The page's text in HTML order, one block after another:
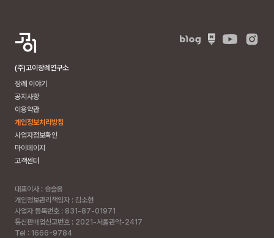
(주)고이장례연구소
장례 이야기
공지사항
이용약관
개인정보처리방침
사업자정보확인
마이페이지
고객센터
대표이사 : 송슬옹
개인정보관리책임자 : 김소현
사업자 등록번호 : 831-87-01971
통신판매업신고번호 : 2021-서울관악-2417
Tel : 1666-9784